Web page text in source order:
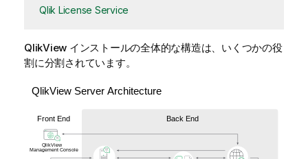
Qlik License Service
QlikView インストールの全体的な構造は、いくつかの役
割に分割されています。